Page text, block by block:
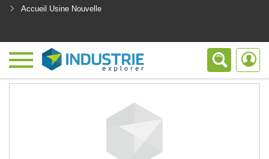
Accueil Usine Nouvelle